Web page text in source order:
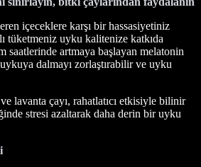
içeceklere karşı bir hassasiyetiniz
tüketmeniz uyku kalitenize katkıda
saatlerinde artmaya başlayan melatonin
dalmayı zorlaştırabilir ve uyku
lavanta çayı, rahatlatıcı etkisiyle bilinir
stresi azaltarak daha derin bir uyku